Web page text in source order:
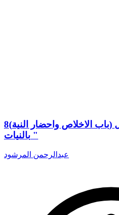
8(باب الاخلاص واحضار النية) شرح حديث " إنما الأعمال
بالنيات "
عبدالرحمن المرشود